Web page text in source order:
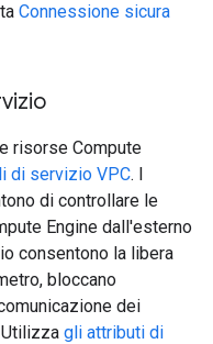
Connessione sicura
risorse Compute
di servizio VPC. I
di controllare le
Engine dall'esterno
consentono la libera
bloccano
dei
gli attributi di